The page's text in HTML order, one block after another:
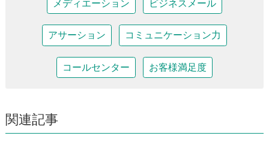
メディエーション ビジネスメール
アサーション コミュニケーション力
コールセンター お客様満足度
関連記事